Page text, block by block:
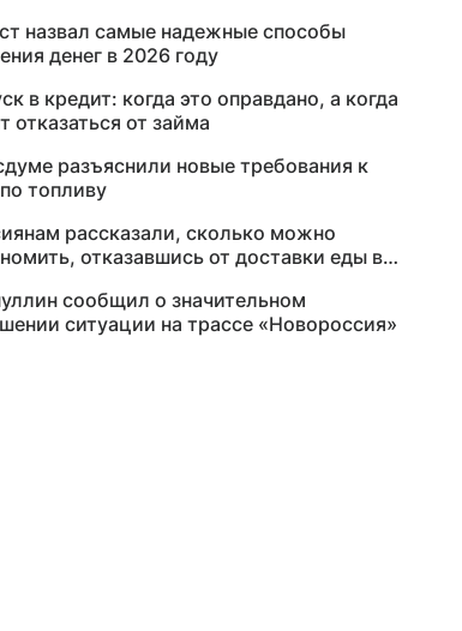
назвал самые надежные способы
денег в 2026 году
в кредит: когда это оправдано, а когда
отказаться от займа
разъяснили новые требования к
топливу
рассказали, сколько можно
отказавшись от доставки еды в
сообщил о значительном
ситуации на трассе «Новороссия»